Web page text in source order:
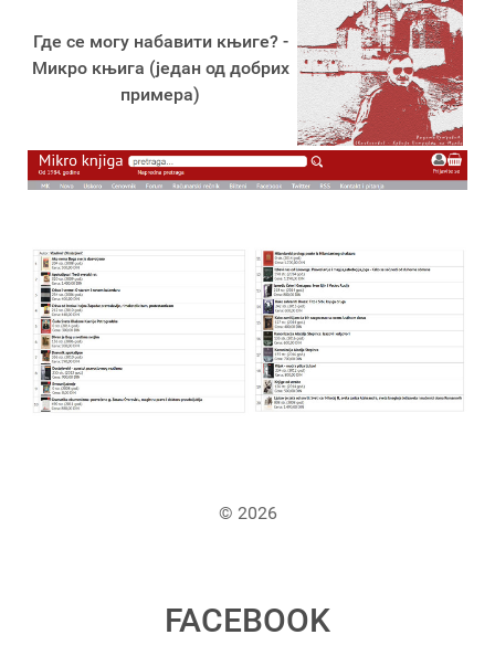
Где се могу набавити књиге? -
Микро књига (један од добрих
примера)
© 2026
FACEBOOK